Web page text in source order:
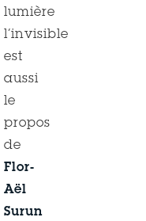
lumière
l’invisible
est
aussi
le
propos
de
Flor-
Aël
Surun